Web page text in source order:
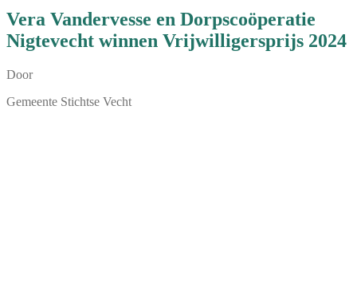
Vera Vandervesse en Dorpscoöperatie
Nigtevecht winnen Vrijwilligersprijs 2024
Door
Gemeente Stichtse Vecht